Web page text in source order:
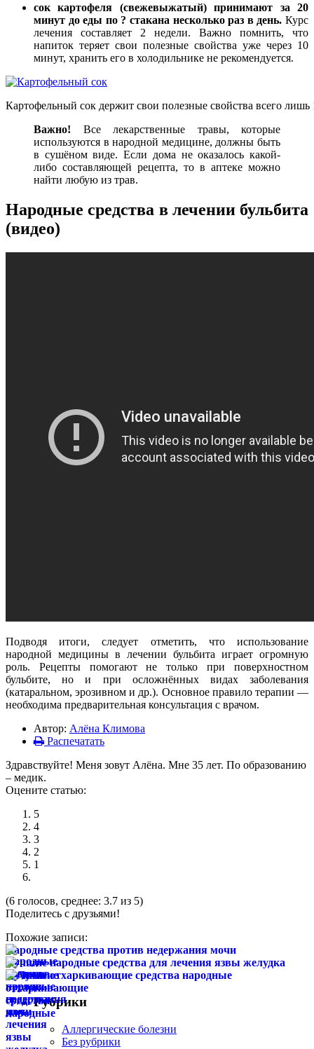
сок картофеля (свежевыжатый) принимают за 20
минут до еды по ? стакана несколько раз в день. Курс
лечения составляет 2 недели. Важно помнить, что
напиток теряет свои полезные свойства уже через 10
минут, хранить его в холодильнике не рекомендуется.
Картофельный сок держит свои полезные свойства всего лишь
Важно! Все лекарственные травы, которые
используются в народной медицине, должны быть
в сушёном виде. Если дома не оказалось какой-
либо составляющей рецепта, то в аптеке можно
найти любую из трав.
Народные средства в лечении бульбита
(видео)
Подводя итоги, следует отметить, что использование
народной медицины в лечении бульбита играет огромную
роль. Рецепты помогают не только при поверхностном
бульбите, но и при осложнённых видах заболевания
(катаральном, эрозивном и др.). Основное правило терапии —
необходима предварительная консультация с врачом.
Автор: Алёна Климова
Распечатать
Здравствуйте! Меня зовут Алёна. Мне 35 лет. По образованию
– медик.
Оцените статью:
5
4
3
2
1
(6 голосов, среднее: 3.7 из 5)
Поделитесь с друзьями!
Похожие записи:
Народные средства против недержания мочи
Лучшие народные средства для лечения язвы желудка
Лучшие отхаркивающие средства народные
Рубрики
Аллергические болезни
Без рубрики